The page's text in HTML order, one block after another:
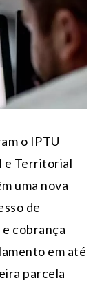
o IPTU
e Territorial
uma nova
de
cobrança
em até
parcela